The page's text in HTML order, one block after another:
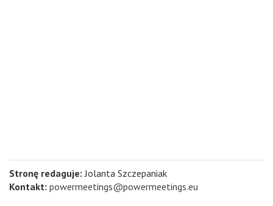
Stronę redaguje: Jolanta Szczepaniak
Kontakt: powermeetings@powermeetings.eu